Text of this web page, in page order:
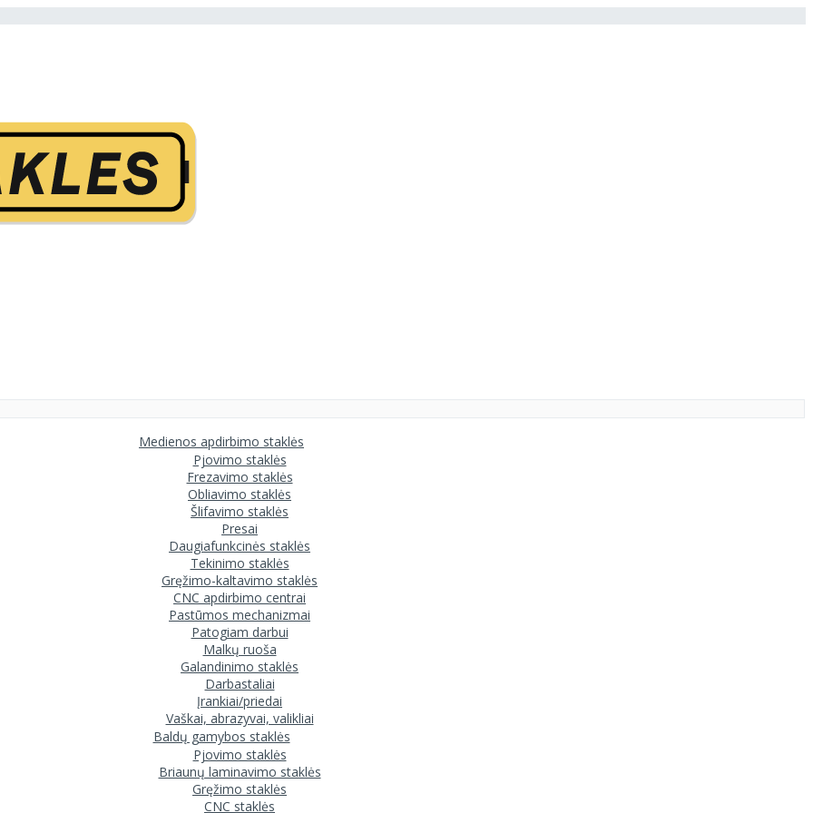
Medienos apdirbimo staklės
Pjovimo staklės
Frezavimo staklės
Obliavimo staklės
Šlifavimo staklės
Presai
Daugiafunkcinės staklės
Tekinimo staklės
Gręžimo-kaltavimo staklės
CNC apdirbimo centrai
Pastūmos mechanizmai
Patogiam darbui
Malkų ruoša
Galandinimo staklės
Darbastaliai
Įrankiai/priedai
Vaškai, abrazyvai, valikliai
Baldų gamybos staklės
Pjovimo staklės
Briaunų laminavimo staklės
Gręžimo staklės
CNC staklės